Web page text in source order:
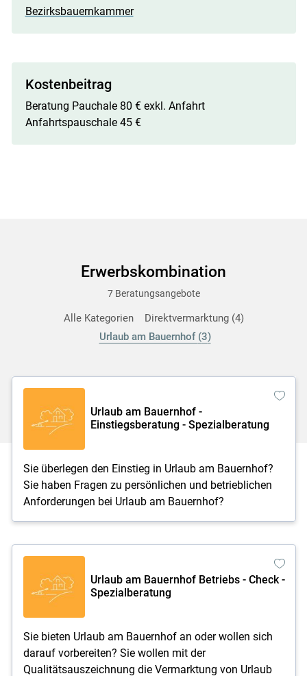
Bezirksbauernkammer
Kostenbeitrag
Beratung Pauchale 80 € exkl. Anfahrt
Anfahrtspauschale 45 €
Erwerbskombination
7 Beratungsangebote
Alle Kategorien Direktvermarktung 4
Urlaub am Bauernhof 3
Urlaub am Bauernhof -
Einstiegsberatung - Spezialberatung
Sie überlegen den Einstieg in Urlaub am Bauernhof?
Sie haben Fragen zu persönlichen und betrieblichen
Anforderungen bei Urlaub am Bauernhof?
Urlaub am Bauernhof Betriebs - Check -
Spezialberatung
Sie bieten Urlaub am Bauernhof an oder wollen sich
darauf vorbereiten? Sie wollen mit der
Qualitätsauszeichnung die Vermarktung von Urlaub